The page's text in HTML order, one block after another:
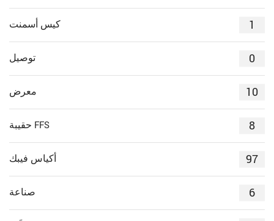
كيس أسمنت 1
توصيل 0
معرض 10
حقيبة FFS 8
أكياس فيبك 97
صناعة 6